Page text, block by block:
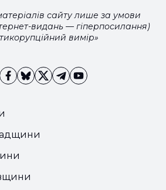
сайту лише за умови
видань — гіперпосилання)
вимір»